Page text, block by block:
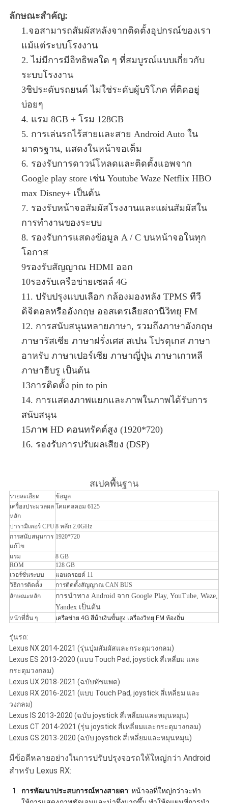
ลักษณะสําคัญ:
1.จอสามารถสัมผัสหลังจากติดตั้งอุปกรณ์ของเรา
แม้แต่ระบบโรงงาน
2. ไม่มีการมีอิทธิพลใด ๆ ที่สมบูรณ์แบบเกี่ยวกับ
ระบบโรงงาน
3ชิประดับรถยนต์ ไม่ใช่ระดับผู้บริโภค ที่ติดอยู่
บ่อยๆ
4. แรม 8GB + โรม 128GB
5. การเล่นรถไร้สายและสาย Android Auto ใน
มาตรฐาน, แสดงในหน้าจอเต็ม
6. รองรับการดาวน์โหลดและติดตั้งแอพจาก
Google play store เช่น Youtube Waze Netflix HBO
max Disney+ เป็นต้น
7. รองรับหน้าจอสัมผัสโรงงานและแผ่นสัมผัสใน
การทํางานของระบบ
8. รองรับการแสดงข้อมูล A / C บนหน้าจอในทุก
โอกาส
9รองรับสัญญาณ HDMI ออก
10รองรับเครือข่ายเซลล์ 4G
11. ปรับปรุงแบบเลือก กล้องมองหลัง TPMS ทีวี
ดิจิตอลหรืออังกฤษ ออสเตรเลียสถานีวิทยุ FM
12. การสนับสนุนหลายภาษา, รวมถึงภาษาอังกฤษ
ภาษารัสเซีย ภาษาฝรั่งเศส สเปน โปรตุเกส ภาษา
อาหรับ ภาษาเปอร์เซีย ภาษาญี่ปุ่น ภาษาเกาหลี
ภาษาฮีบรู เป็นต้น
13การติดตั้ง pin to pin
14. การแสดงภาพแยกและภาพในภาพได้รับการ
สนับสนุน
15ภาพ HD คอนทรัคต์สูง (1920*720)
16. รองรับการปรับผลเสียง (DSP)
สเปคพื้นฐาน
รายละเอียด
ข้อมูล
เครื่องประมวลผล
หลัก
โคแคลคอม 6125
ปารามิเตอร์ CPU8 หลัก 2.0GHz
การสนับสนุนการ
แก้ไข
1920*720
แรม
8 GB
ROM
128 GB
เวอร์ชั่นระบบ
แอนดรอยด์ 11
วิธีการติดตั้ง
การติดตั้งสัญญาณ CAN BUS
ลักษณะหลัก
การนําทาง Android จาก Google Play, YouTube, Waze,
Yandex เป็นต้น
หน้าที่อื่น ๆ เครือข่าย 4G สีน้ําเงินขั้นสูง เครื่องวิทยุ FM ท้องถิ่น
รุ่นรถ:
Lexus NX 2014-2021 (รุ่นปุ่มสัมผัสและกระดุมวงกลม)
Lexus ES 2013-2020 (แบบ Touch Pad, joystick สี่เหลี่ยม และ
กระดุมวงกลม)
Lexus UX 2018-2021 (ฉบับทัชแพด)
Lexus RX 2016-2021 (แบบ Touch Pad, joystick สี่เหลี่ยม และ
วงกลม)
Lexus IS 2013-2020 (ฉบับ joystick สี่เหลี่ยมและหมุนหมุน)
Lexus CT 2014-2021 (รุ่น joystick สี่เหลี่ยมและกระดุมวงกลม)
Lexus GS 2013-2020 (ฉบับ joystick สี่เหลี่ยมและหมุนหมุน)
มีข้อดีหลายอย่างในการปรับปรุงจอรถให้ใหญ่กว่า Android
สําหรับ Lexus RX:
การพัฒนาประสบการณ์ทางสายตา: หน้าจอที่ใหญ่กว่าจะทํา